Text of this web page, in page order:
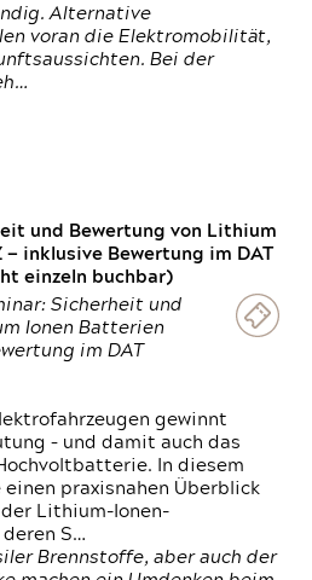
Alternative
voran die Elektromobilität,
Bei der
und Bewertung von Lithium
— inklusive Bewertung im DAT
einzeln buchbar)
Sicherheit und
Ionen Batterien
im DAT
gewinnt
– und damit auch das
In diesem
praxisnahen Überblick
Lithium-Ionen-
S…
Brennstoffe, aber auch der